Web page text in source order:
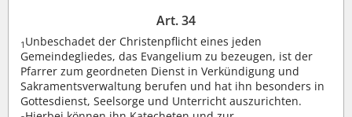
Art. 34
1 Unbeschadet der Christenpflicht eines jeden
Gemeindegliedes, das Evangelium zu bezeugen, ist der
Pfarrer zum geordneten Dienst in Verkündigung und
Sakramentsverwaltung berufen und hat ihn besonders in
Gottesdienst, Seelsorge und Unterricht auszurichten.